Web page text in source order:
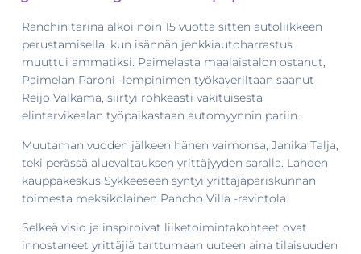
Ranchin tarina alkoi noin 15 vuotta sitten autoliikkeen
perustamisella, kun isännän jenkkiautoharrastus
muuttui ammatiksi. Paimelasta maalaistalon ostanut,
Paimelan Paroni -lempinimen työkaveriltaan saanut
Reijo Valkama, siirtyi rohkeasti vakituisesta
elintarvikealan työpaikastaan automyynnin pariin.
Muutaman vuoden jälkeen hänen vaimonsa, Janika Talja,
teki perässä aluevaltauksen yrittäjyyden saralla. Lahden
kauppakeskus Sykkeeseen syntyi yrittäjäpariskunnan
toimesta meksikolainen Pancho Villa -ravintola.
Selkeä visio ja inspiroivat liiketoimintakohteet ovat
innostaneet yrittäjiä tarttumaan uuteen aina tilaisuuden